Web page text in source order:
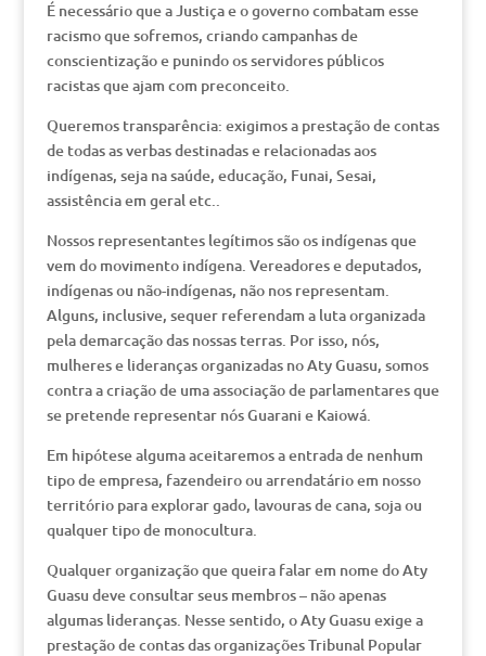
É necessário que a Justiça e o governo combatam esse
racismo que sofremos, criando campanhas de
conscientização e punindo os servidores públicos
racistas que ajam com preconceito.
Queremos transparência: exigimos a prestação de contas
de todas as verbas destinadas e relacionadas aos
indígenas, seja na saúde, educação, Funai, Sesai,
assistência em geral etc..
Nossos representantes legítimos são os indígenas que
vem do movimento indígena. Vereadores e deputados,
indígenas ou não-indígenas, não nos representam.
Alguns, inclusive, sequer referendam a luta organizada
pela demarcação das nossas terras. Por isso, nós,
mulheres e lideranças organizadas no Aty Guasu, somos
contra a criação de uma associação de parlamentares que
se pretende representar nós Guarani e Kaiowá.
Em hipótese alguma aceitaremos a entrada de nenhum
tipo de empresa, fazendeiro ou arrendatário em nosso
território para explorar gado, lavouras de cana, soja ou
qualquer tipo de monocultura.
Qualquer organização que queira falar em nome do Aty
Guasu deve consultar seus membros – não apenas
algumas lideranças. Nesse sentido, o Aty Guasu exige a
prestação de contas das organizações Tribunal Popular